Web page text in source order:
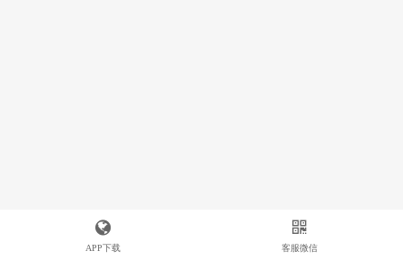
APP下载 客服微信